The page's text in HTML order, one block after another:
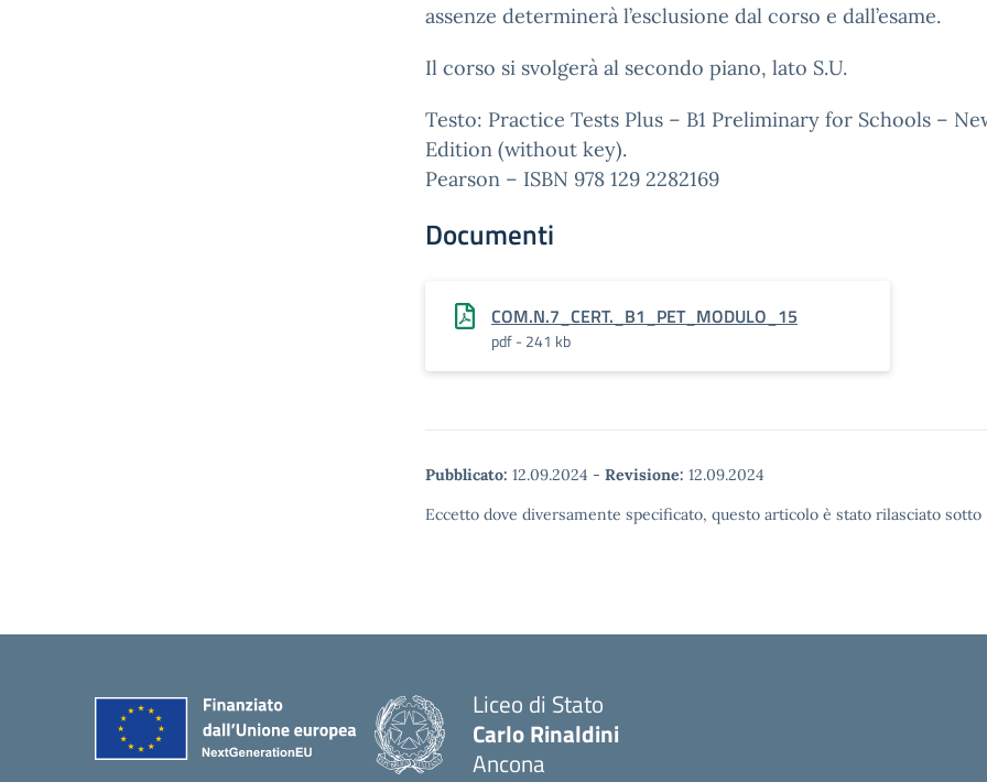
assenze determinerà l’esclusione dal corso e dall’esame.
Il corso si svolgerà al secondo piano, lato S.U.
Testo: Practice Tests Plus – B1 Preliminary for Schools –
Edition (without key).
Pearson – ISBN 978 129 2282169
Documenti
COM.N.7_CERT._B1_PET_MODULO_15
pdf - 241 kb
Pubblicato: 12.09.2024 - Revisione: 12.09.2024
Eccetto dove diversamente specificato, questo articolo è stato rilasciato
Liceo di Stato
Carlo Rinaldini
Ancona